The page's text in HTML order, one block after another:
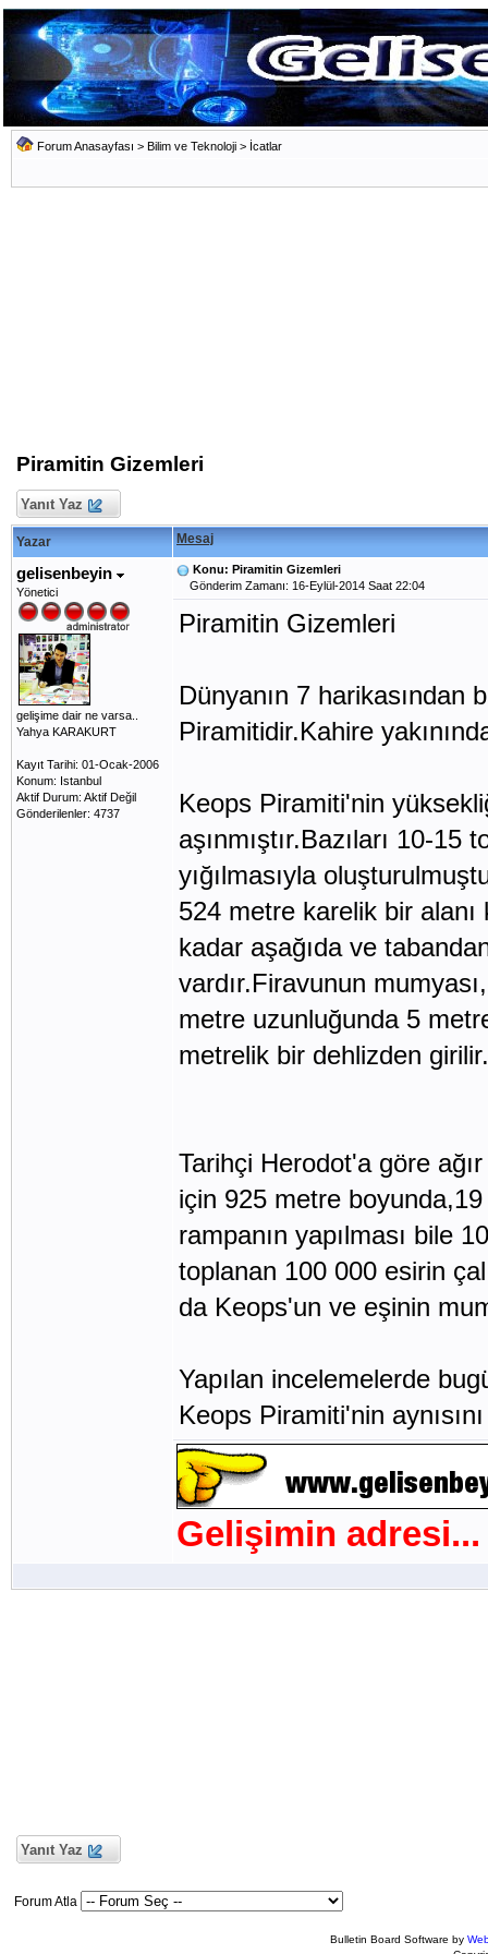
Forum Anasayfası > Bilim ve Teknoloji > İcatlar
Piramitin Gizemleri
Yanıt Yaz
Yazar Mesaj
gelisenbeyin
Yönetici
gelişime dair ne varsa..
Yahya KARAKURT
Kayıt Tarihi: 01-Ocak-2006
Konum: Istanbul
Aktif Durum: Aktif Değil
Gönderilenler: 4737
Konu: Piramitin Gizemleri
Gönderim Zamanı: 16-Eylül-2014 Saat 22:04
Piramitin Gizemleri
Dünyanın 7 harikasından
Piramitidir.Kahire
Keops Piramiti'nin
aşınmıştır.Bazıları 10-
yığılmasıyla
524 metre karelik bir
kadar aşağıda ve
vardır.Firavunun
metre uzunluğunda 5
metrelik bir dehlizden
Tarihçi Herodot'a göre
için 925 metre
rampanın yapılması bile
toplanan 100 000 esirin
da Keops'un ve eşinin
Yapılan incelemelerde
Keops Piramiti'nin
Gelişimin adresi...
Yanıt Yaz
Forum Atla
Bulletin Board Software by